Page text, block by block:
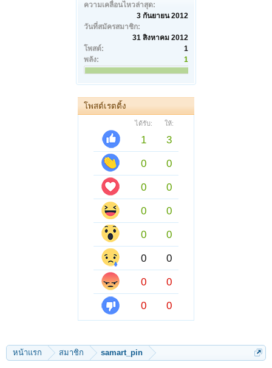
ความเคลื่อนไหวล่าสุด:
3 กันยายน 2012
วันที่สมัครสมาชิก:
31 สิงหาคม 2012
โพสต์:
1
พลัง:
1
โพสต์เรตติ้ง
ได้รับ: ให้:
1
3
0
0
0
0
0
0
0
0
0
0
0
0
0
0
หน้าแรก สมาชิก samart_pin